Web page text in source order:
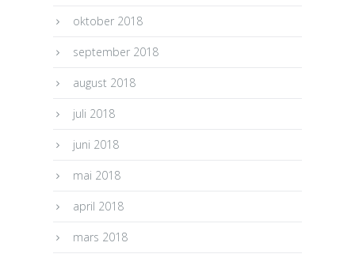
oktober 2018
september 2018
august 2018
juli 2018
juni 2018
mai 2018
april 2018
mars 2018